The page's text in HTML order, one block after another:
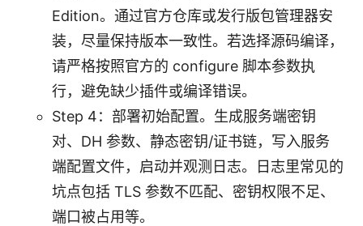
Edition。通过官方仓库或发行版包管理器安
装，尽量保持版本一致性。若选择源码编译，
请严格按照官方的 configure 脚本参数执
行，避免缺少插件或编译错误。
Step 4：部署初始配置。生成服务端密钥
对、DH 参数、静态密钥/证书链，写入服务
端配置文件，启动并观测日志。日志里常见的
坑点包括 TLS 参数不匹配、密钥权限不足、
端口被占用等。